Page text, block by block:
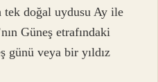
doğal uydusu Ay ile
Güneş etrafındaki
günü veya bir yıldız